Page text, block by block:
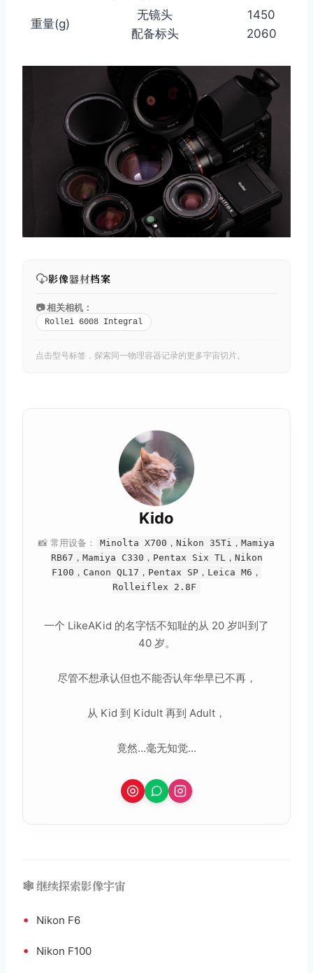
重量(g)
无镜头
1450
配备标头
2060
影像器材档案
📷 相关相机：
Rollei 6008 Integral
点击型号标签，探索同一物理容器记录的更多宇宙切片。
Kido
📸 常用设备：
Minolta X700，Nikon 35Ti，Mamiya
RB67，Mamiya C330，Pentax Six TL，Nikon
F100，Canon QL17，Pentax SP，Leica M6，
Rolleiflex 2.8F
一个 LikeAKid 的名字恬不知耻的从 20 岁叫到了
40 岁。
尽管不想承认但也不能否认年华早已不再，
从 Kid 到 Kidult 再到 Adult，
竟然...毫无知觉...
🕸️ 继续探索影像宇宙
• Nikon F6
• Nikon F100